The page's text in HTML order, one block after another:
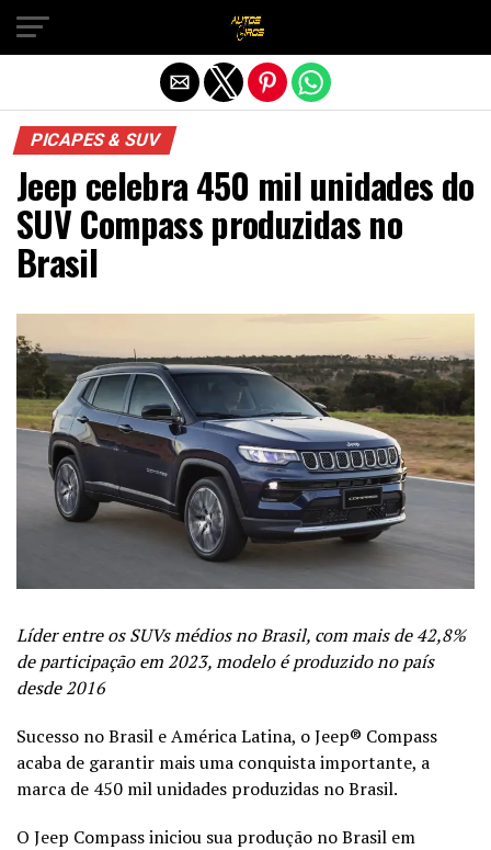
PICAPES & SUV
Jeep celebra 450 mil unidades do
SUV Compass produzidas no
Brasil
Líder entre os SUVs médios no Brasil, com mais de 42,8%
de participação em 2023, modelo é produzido no país
desde 2016
Sucesso no Brasil e América Latina, o Jeep® Compass
acaba de garantir mais uma conquista importante, a
marca de 450 mil unidades produzidas no Brasil.
O Jeep Compass iniciou sua produção no Brasil em
Sair da versão mobile